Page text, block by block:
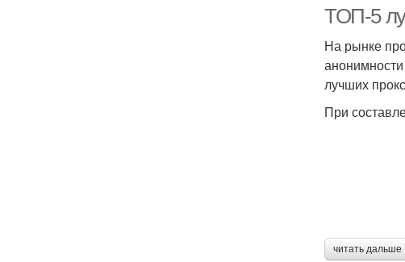
ТОП-5
На рынке
лучших
При
читать